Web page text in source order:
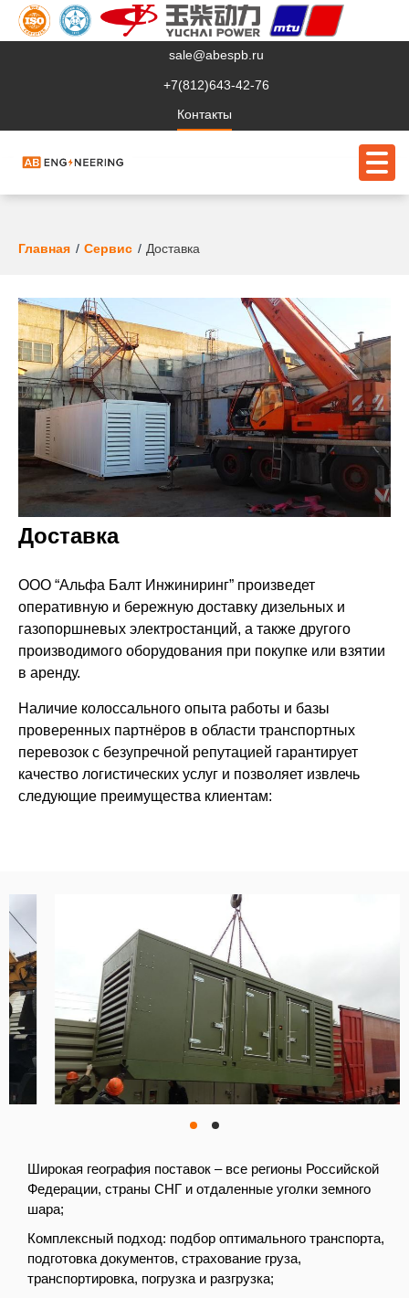
sale@abespb.ru
+7(812)643-42-76
Контакты
О компании
Сервис
Судовое ЭО
Проекты
Главная Сервис Доставка
Доставка
ООО “Альфа Балт Инжиниринг” произведет
оперативную и бережную доставку дизельных и
газопоршневых электростанций, а также другого
производимого оборудования при покупке или взятии
в аренду.
Наличие колоссального опыта работы и базы
проверенных партнёров в области транспортных
перевозок с безупречной репутацией гарантирует
качество логистических услуг и позволяет извлечь
следующие преимущества клиентам:
Широкая география поставок – все регионы Российской
Федерации, страны СНГ и отдаленные уголки земного
шара;
Комплексный подход: подбор оптимального транспорта,
подготовка документов, страхование груза,
транспортировка, погрузка и разгрузка;